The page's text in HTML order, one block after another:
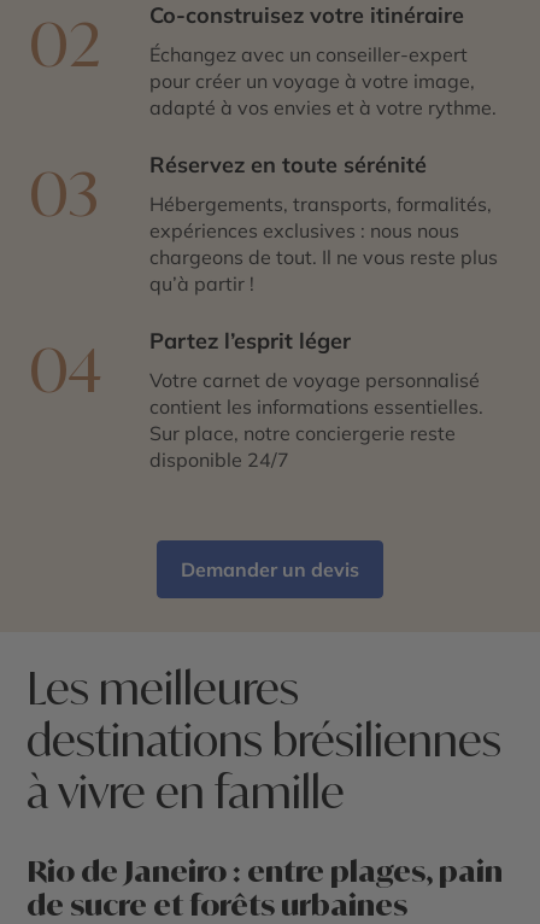
02 Co-construisez votre itinéraire
Échangez avec un conseiller-expert
pour créer un voyage à votre image,
adapté à vos envies et à votre rythme.
03 Réservez en toute sérénité
Hébergements, transports, formalités,
expériences exclusives : nous nous
chargeons de tout. Il ne vous reste plus
qu’à partir !
04 Partez l’esprit léger
Votre carnet de voyage personnalisé
contient les informations essentielles.
Sur place, notre conciergerie reste
disponible 24/7
Demander un devis
Les meilleures
destinations brésiliennes
à vivre en famille
Rio de Janeiro : entre plages, pain
de sucre et forêts urbaines